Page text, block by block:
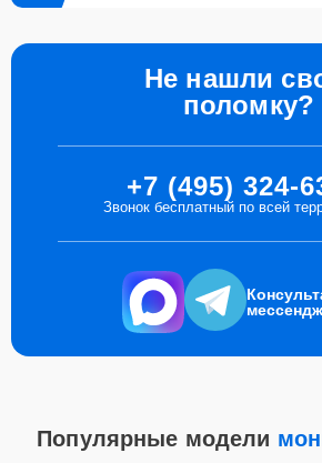
Не нашли
поломку?
+7 (495) 324-
Звонок бесплатный по всей
Популярные модели